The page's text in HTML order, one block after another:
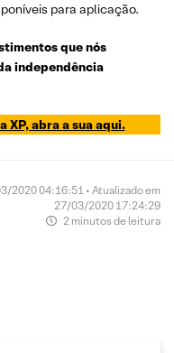
para aplicação.
que nós
independência
XP, abra a sua aqui.
2020 04:16:51 • Atualizado em
27/03/2020 17:24:29
2 minutos de leitura